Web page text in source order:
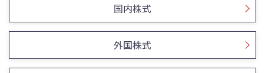
国内株式
外国株式